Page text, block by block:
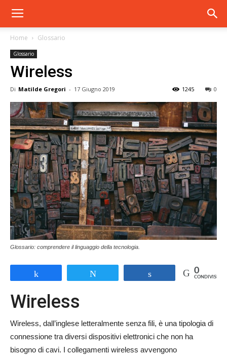
Home Glossario
Glossario
Wireless
Di Matilde Gregori - 17 Giugno 2019 0
1245
Glossario: comprendere il linguaggio della tecnologia.
0
CONDIVISIONI
Wireless
Wireless, dall’inglese letteralmente senza fili, è una tipologia di
connessione tra diversi dispositivi elettronici che non ha
bisogno di cavi. I collegamenti wireless avvengono